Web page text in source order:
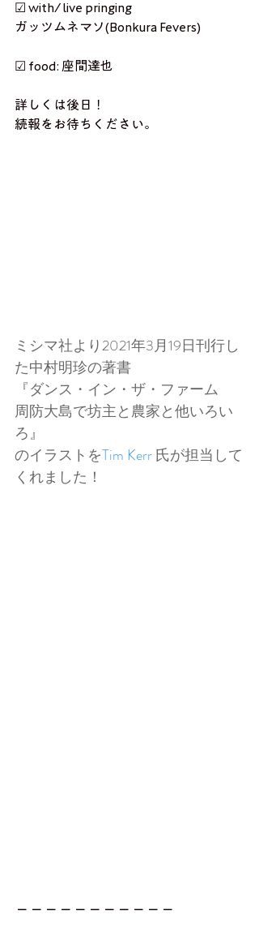
☑ with/ live pringing
ガッツムネマソ(Bonkura Fevers)
☑ food: 座間達也
詳しくは後日！
続報をお待ちください。
ミシマ社より2021年3月19日刊行し
た中村明珍の著書
『ダンス・イン・ザ・ファーム
周防大島で坊主と農家と他いろい
ろ』
のイラストをTim Kerr 氏が担当して
くれました！
－－－－－－－－－－－